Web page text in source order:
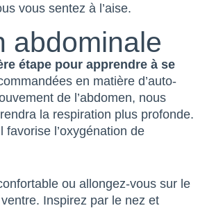
vous sentez à l’aise.
abdominale
étape pour apprendre à se
en matière d’auto-
de l’abdomen, nous
la respiration plus profonde.
favorise l’oxygénation de
ou allongez-vous sur le
Inspirez par le nez et